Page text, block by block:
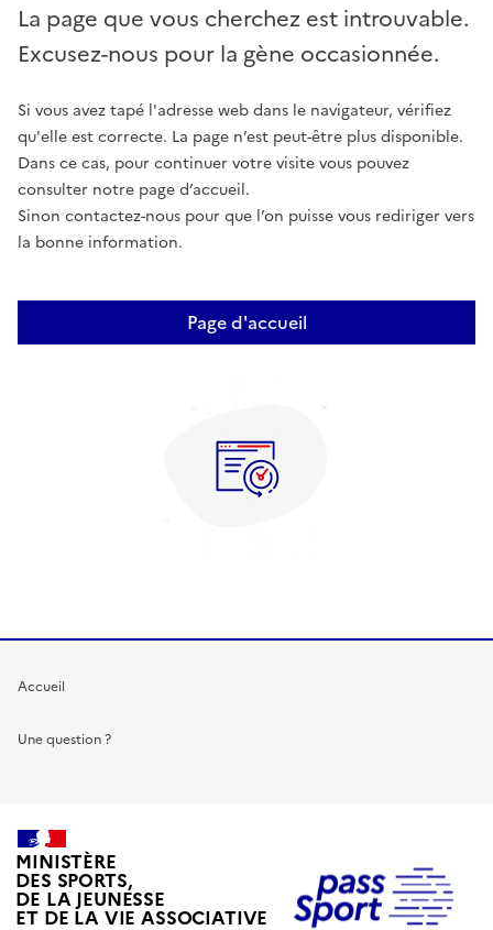
La page que vous cherchez est introuvable.
Excusez-nous pour la gène occasionnée.
Si vous avez tapé l'adresse web dans le navigateur, vérifiez
qu'elle est correcte. La page n’est peut-être plus disponible.
Dans ce cas, pour continuer votre visite vous pouvez
consulter notre page d’accueil.
Sinon contactez-nous pour que l’on puisse vous rediriger vers
la bonne information.
Page d'accueil
Accueil
Une question ?
MINISTÈRE
DES SPORTS,
DE LA JEUNESSE
ET DE LA VIE ASSOCIATIVE